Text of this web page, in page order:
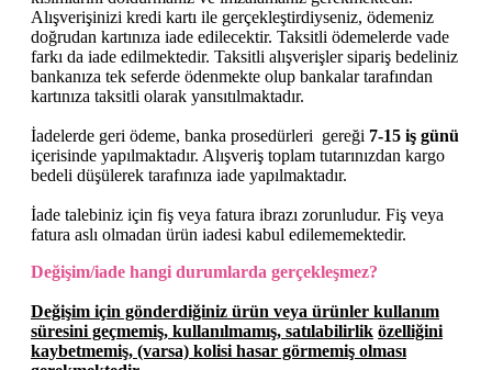
Alışverişinizi kredi kartı ile gerçekleştirdiyseniz, ödemeniz
doğrudan kartınıza iade edilecektir. Taksitli ödemelerde vade
farkı da iade edilmektedir. Taksitli alışverişler sipariş bedeliniz
bankanıza tek seferde ödenmekte olup bankalar tarafından
kartınıza taksitli olarak yansıtılmaktadır.
İadelerde geri ödeme, banka prosedürleri gereği 7-15 iş günü
içerisinde yapılmaktadır. Alışveriş toplam tutarınızdan kargo
bedeli düşülerek tarafınıza iade yapılmaktadır.
İade talebiniz için fiş veya fatura ibrazı zorunludur. Fiş veya
fatura aslı olmadan ürün iadesi kabul edilememektedir.
Değişim/iade hangi durumlarda gerçekleşmez?
Değişim için gönderdiğiniz ürün veya ürünler kullanım
süresini geçmemiş, kullanılmamış, satılabilirlik özelliğini
kaybetmemiş, (varsa) kolisi hasar görmemiş olması